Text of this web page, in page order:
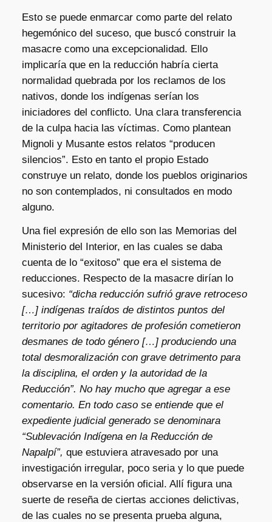
Esto se puede enmarcar como parte del relato
hegemónico del suceso, que buscó construir la
masacre como una excepcionalidad. Ello
implicaría que en la reducción habría cierta
normalidad quebrada por los reclamos de los
nativos, donde los indígenas serían los
iniciadores del conflicto. Una clara transferencia
de la culpa hacia las víctimas. Como plantean
Mignoli y Musante estos relatos “producen
silencios”. Esto en tanto el propio Estado
construye un relato, donde los pueblos originarios
no son contemplados, ni consultados en modo
alguno.
Una fiel expresión de ello son las Memorias del
Ministerio del Interior, en las cuales se daba
cuenta de lo “exitoso” que era el sistema de
reducciones. Respecto de la masacre dirían lo
sucesivo: “dicha reducción sufrió grave retroceso
[…] indígenas traídos de distintos puntos del
territorio por agitadores de profesión cometieron
desmanes de todo género […] produciendo una
total desmoralización con grave detrimento para
la disciplina, el orden y la autoridad de la
Reducción”. No hay mucho que agregar a ese
comentario. En todo caso se entiende que el
expediente judicial generado se denominara
“Sublevación Indígena en la Reducción de
Napalpí”, que estuviera atravesado por una
investigación irregular, poco seria y lo que puede
observarse en la versión oficial. Allí figura una
suerte de reseña de ciertas acciones delictivas,
de las cuales no se presenta prueba alguna,